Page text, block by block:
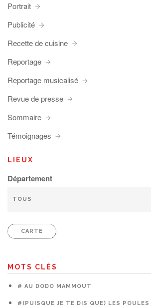
Portrait
Publicité
Recette de cuisine
Reportage
Reportage musicalisé
Revue de presse
Sommaire
Témoignages
LIEUX
Département
CARTE
MOTS CLÉS
# AU DODO MAMMOUT
#(PUISQUE JE TE DIS QUE) LES POULES